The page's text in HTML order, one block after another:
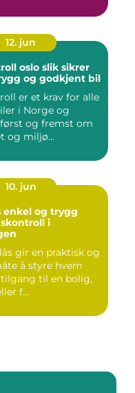
12. jun
slik sikrer
og godkjent bil
er et krav for alle
i Norge og
og fremst om
og miljø...
10. jun
i
gir en praktisk og
å styre hvem
til en bolig,
f...